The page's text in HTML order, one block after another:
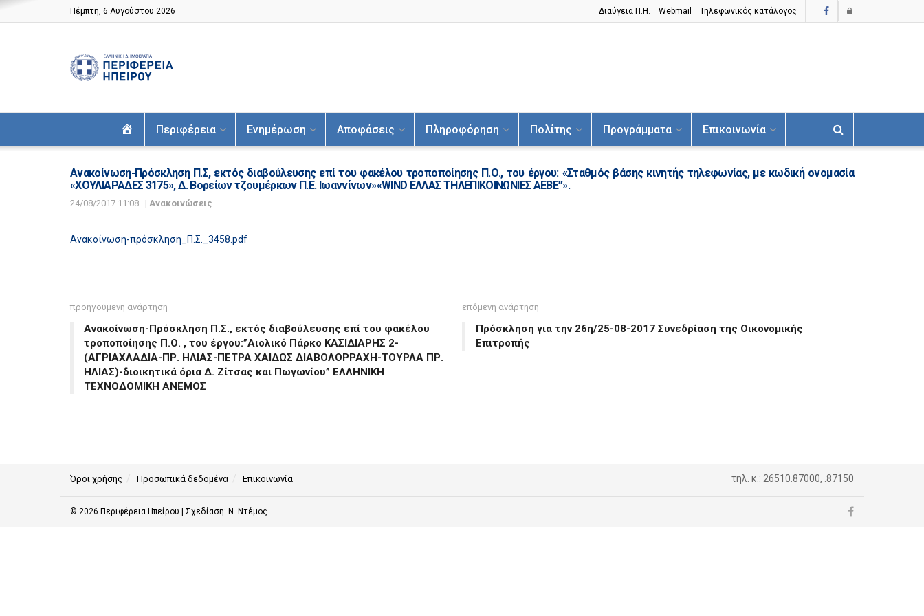
Πέμπτη, 6 Αυγούστου 2026 Διαύγεια Π.H. Webmail Τηλεφωνικός κατάλογος
ΑρχικήΠεριφέρεια Ενημέρωση Αποφάσεις Πληροφόρηση Πολίτης Προγράμματα Επικοινωνία
Ανακοίνωση-Πρόσκληση Π.Σ, εκτός διαβούλευσης επί του φακέλου τροποποίησης Π.Ο., του έργου: «Σταθμός βάσης κινητής τηλεφωνίας, με κωδική ονομασία
«ΧΟΥΛΙΑΡΑΔΕΣ 3175», Δ. Βορείων τζουμέρκων Π.Ε. Ιωαννίνων»«WIND ΕΛΛΑΣ ΤΗΛΕΠΙΚΟΙΝΩΝΙΕΣ ΑΕΒΕ”».
24/08/2017 11:08 | Ανακοινώσεις
Ανακοίνωση-πρόσκληση_Π.Σ._3458.pdf
προηγούμενη ανάρτηση
Ανακοίνωση-Πρόσκληση Π.Σ., εκτός διαβούλευσης επί του φακέλου
τροποποίησης Π.Ο. , του έργου:”Αιολικό Πάρκο ΚΑΣΙΔΙΑΡΗΣ 2-
(ΑΓΡΙΑΧΛΑΔΙΑ-ΠΡ. ΗΛΙΑΣ-ΠΕΤΡΑ ΧΑΙΔΩΣ ΔΙΑΒΟΛΟΡΡΑΧΗ-ΤΟΥΡΛΑ ΠΡ.
ΗΛΙΑΣ)-διοικητικά όρια Δ. Ζίτσας και Πωγωνίου” ΕΛΛΗΝΙΚΗ
ΤΕΧΝΟΔΟΜΙΚΗ ΑΝΕΜΟΣ
επόμενη ανάρτηση
Πρόσκληση για την 26η/25-08-2017 Συνεδρίαση της Οικονομικής
Επιτροπής
Όροι χρήσης Προσωπικά δεδομένα Επικοινωνία τηλ. κ.: 26510.87000, .87150
© 2026 Περιφέρεια Ηπείρου | Σχεδίαση: Ν. Ντέμος